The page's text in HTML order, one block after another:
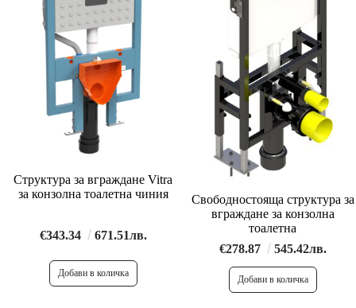
Структура за вграждане Vitra
за конзолна тоалетна чиния
€343.34 671.51лв.
Свободностояща структура за
вграждане за конзолна
тоалетна
€278.87
545.42лв.